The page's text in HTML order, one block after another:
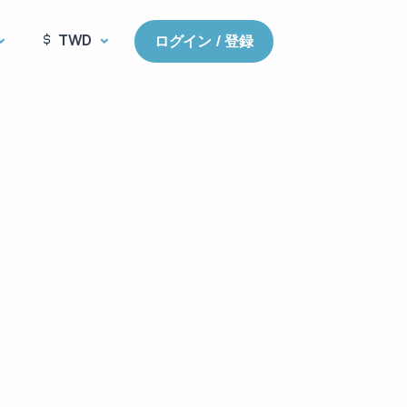
TWD ログイン / 登録